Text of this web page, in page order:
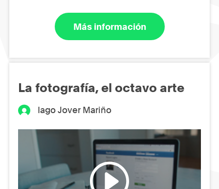
Más información
La fotografía, el octavo arte
Iago Jover Mariño